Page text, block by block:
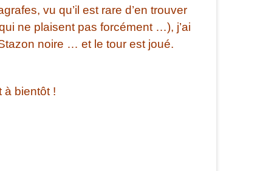
vu qu’il est rare d’en trouver
ne plaisent pas forcément …), j’ai
noire … et le tour est joué.
à bientôt !